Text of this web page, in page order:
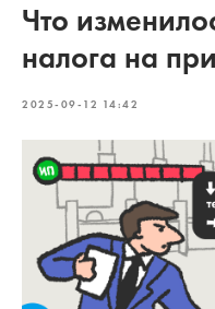
Что
налога на
2025-09-12 14:42